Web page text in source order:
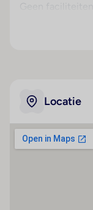
Locatie